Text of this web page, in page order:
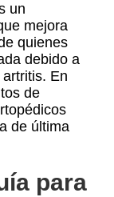
un
mejora
quienes
debido a
En
de
de última
para